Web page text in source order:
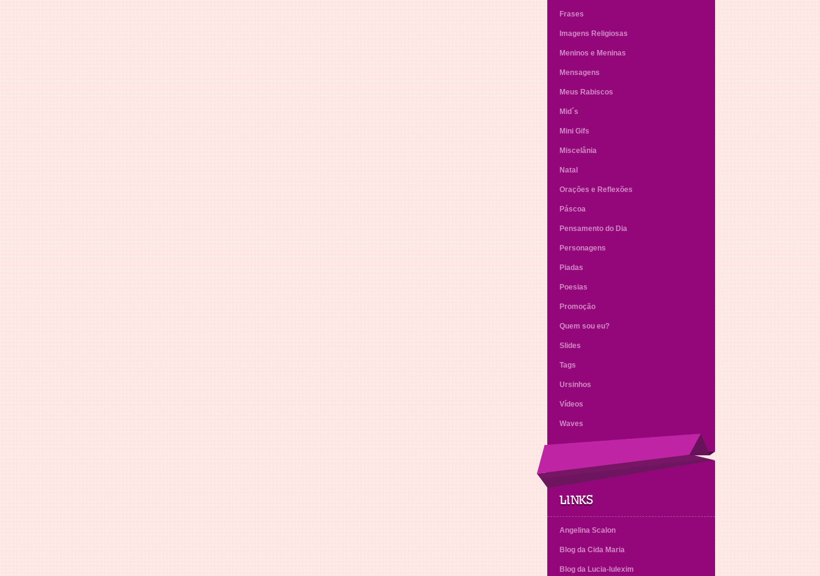
Frases
Imagens Religiosas
Meninos e Meninas
Mensagens
Meus Rabiscos
Mid´s
Mini Gifs
Miscelânia
Natal
Orações e Reflexões
Páscoa
Pensamento do Dia
Personagens
Piadas
Poesias
Promoção
Quem sou eu?
Slides
Tags
Ursinhos
Vídeos
Waves
LINKS
Angelina Scalon
Blog da Cida Maria
Blog da Lucia-lulexim